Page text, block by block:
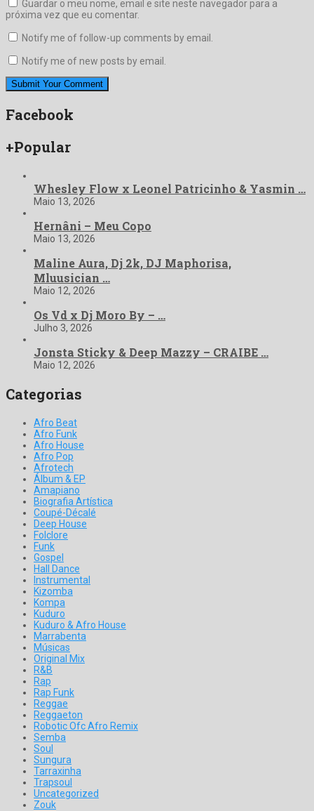
Guardar o meu nome, email e site neste navegador para a
próxima vez que eu comentar.
Notify me of follow-up comments by email.
Notify me of new posts by email.
Facebook
+Popular
Whesley Flow x Leonel Patricinho & Yasmin …
Maio 13, 2026
Hernâni – Meu Copo
Maio 13, 2026
Maline Aura, Dj 2k, DJ Maphorisa,
Mluusician …
Maio 12, 2026
Os Vd x Dj Moro By – …
Julho 3, 2026
Jonsta Sticky & Deep Mazzy – CRAIBE …
Maio 12, 2026
Categorias
Afro Beat
Afro Funk
Afro House
Afro Pop
Afrotech
Álbum & EP
Amapiano
Biografia Artística
Coupé-Décalé
Deep House
Folclore
Funk
Gospel
Hall Dance
Instrumental
Kizomba
Kompa
Kuduro
Kuduro & Afro House
Marrabenta
Músicas
Original Mix
R&B
Rap
Rap Funk
Reggae
Reggaeton
Robotic Ofc Afro Remix
Semba
Soul
Sungura
Tarraxinha
Trapsoul
Uncategorized
Zouk